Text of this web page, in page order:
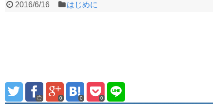
2016/6/16 はじめに
0 0 0